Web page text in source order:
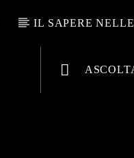
IL SAPERE